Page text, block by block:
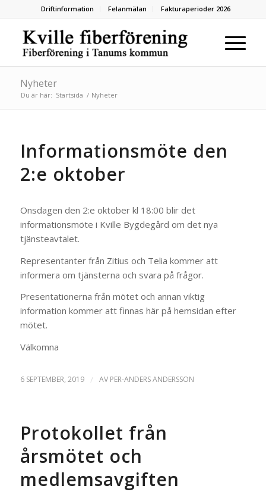
Driftinformation Felanmälan Fakturaperioder 2026
Nyheter
Du är här: Startsida / Nyheter
Informationsmöte den
2:e oktober
Onsdagen den 2:e oktober kl 18:00 blir det
informationsmöte i Kville Bygdegård om det nya
tjänsteavtalet.
Representanter från Zitius och Telia kommer att
informera om tjänsterna och svara på frågor.
Presentationerna från mötet och annan viktig
information kommer att finnas här på hemsidan efter
mötet.
Välkomna
6 SEPTEMBER, 2019 / AV PER-ANDERS ANDERSSON
Protokollet från
årsmötet och
medlemsavgiften